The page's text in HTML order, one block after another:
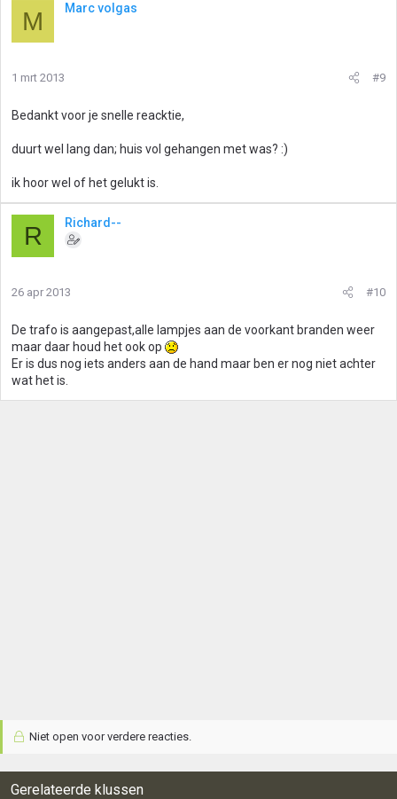
M Marc volgas
1 mrt 2013 #9
Bedankt voor je snelle reacktie,
duurt wel lang dan; huis vol gehangen met was? :)
ik hoor wel of het gelukt is.
R Richard--
26 apr 2013 #10
De trafo is aangepast,alle lampjes aan de voorkant branden weer
maar daar houd het ook op
Er is dus nog iets anders aan de hand maar ben er nog niet achter
wat het is.
Niet open voor verdere reacties.
Gerelateerde klussen